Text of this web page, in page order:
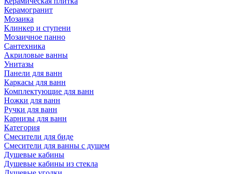
Керамогранит
Мозаика
Клинкер и ступени
Мозаичное панно
Сантехника
Акриловые ванны
Унитазы
Панели для ванн
Каркасы для ванн
Комплектующие для ванн
Ножки для ванн
Ручки для ванн
Карнизы для ванн
Категория
Смесители для биде
Смесители для ванны с душем
Душевые кабины
Душевые кабины из стекла